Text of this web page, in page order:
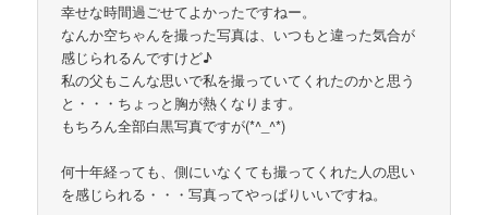
幸せな時間過ごせてよかったですねー。
なんか空ちゃんを撮った写真は、いつもと違った気合が
感じられるんですけど♪
私の父もこんな思いで私を撮っていてくれたのかと思う
と・・・ちょっと胸が熱くなります。
もちろん全部白黒写真ですが(*^_^*)
何十年経っても、側にいなくても撮ってくれた人の思い
を感じられる・・・写真ってやっぱりいいですね。